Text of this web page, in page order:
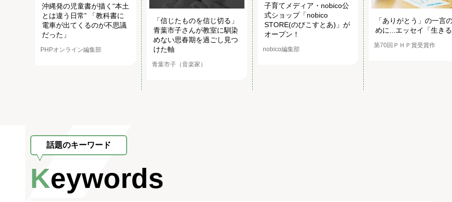
沖縄発の児童書が描く“本土
とは違う日常” 「教科書に
電車が出てくるのが不思議
だった」
PHPオンライン編集部
「信じたものを信じ切る」
青葉市子さんが教室に馴染
めない思春期を過ごし見つ
けた軸
青葉市子（音楽家）
子育てメディア・nobico公
式ショップ「nobico
STORE(のびこすとあ)」が
オープン！
nobico編集部
「ありがとう」の一言
めに...エッセイ「生きる
第70回ＰＨＰ賞受賞作
話題のキーワード
Keywords